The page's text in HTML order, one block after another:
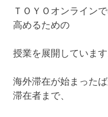
ＴＯＹＯオンライン
高めるための
授業を展開しています
海外滞在が始まった
滞在者まで、